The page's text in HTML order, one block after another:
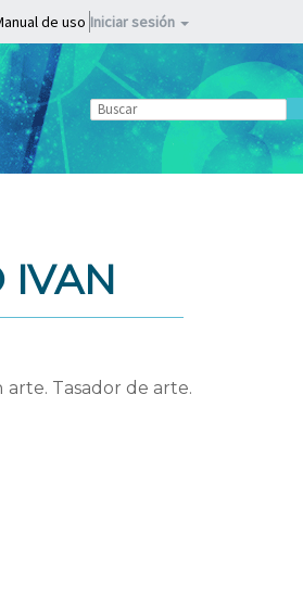
de uso Iniciar sesión
IVAN
Tasador de arte.